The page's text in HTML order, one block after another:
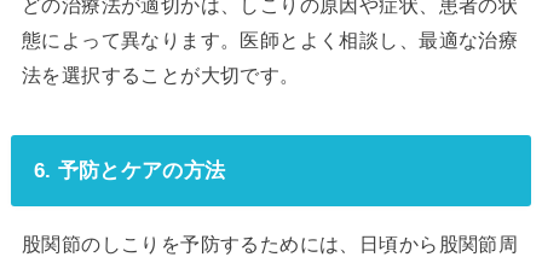
どの治療法が適切かは、しこりの原因や症状、患者の状
態によって異なります。医師とよく相談し、最適な治療
法を選択することが大切です。
6. 予防とケアの方法
股関節のしこりを予防するためには、日頃から股関節周